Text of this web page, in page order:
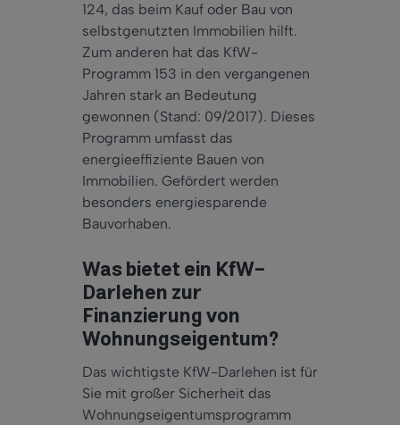
124, das beim Kauf oder Bau von
selbstgenutzten Immobilien hilft.
Zum anderen hat das KfW-
Programm 153 in den vergangenen
Jahren stark an Bedeutung
gewonnen (Stand: 09/2017). Dieses
Programm umfasst das
energieeffiziente Bauen von
Immobilien. Gefördert werden
besonders energiesparende
Bauvorhaben.
Was bietet ein KfW-
Darlehen zur
Finanzierung von
Wohnungseigentum?
Das wichtigste KfW-Darlehen ist für
Sie mit großer Sicherheit das
Wohnungseigentumsprogramm